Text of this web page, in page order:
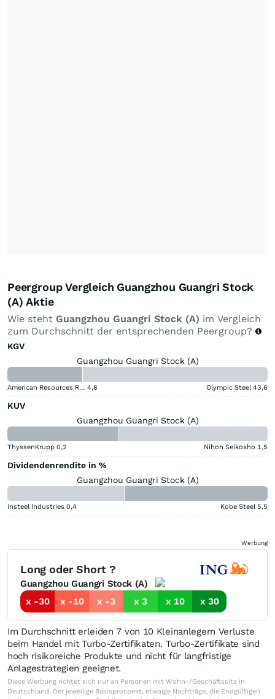
Peergroup Vergleich Guangzhou Guangri Stock
(A) Aktie
Wie steht Guangzhou Guangri Stock (A) im Vergleich
zum Durchschnitt der entsprechenden Peergroup?
KGV
Guangzhou Guangri Stock (A)
American Resources Registered (A) 4,8 Olympic Steel 43,6
KUV
Guangzhou Guangri Stock (A)
ThyssenKrupp 0,2 Nihon Seikosho 1,5
Dividendenrendite in %
Guangzhou Guangri Stock (A)
Insteel Industries 0,4 Kobe Steel 5,5
Werbung
Long oder Short ?
Guangzhou Guangri Stock (A)
x -30
x -10 x -3 x 3 x 10 x 30
Im Durchschnitt erleiden 7 von 10 Kleinanlegern Verluste
beim Handel mit Turbo-Zertifikaten. Turbo-Zertifikate sind
hoch risikoreiche Produkte und nicht für langfristige
Anlagestrategien geeignet.
Diese Werbung richtet sich nur an Personen mit Wohn-/Geschäftssitz in
Deutschland. Der jeweilige Basisprospekt, etwaige Nachträge, die Endgültigen